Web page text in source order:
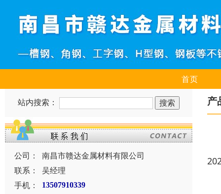
首页
站内搜索：
公司：
南昌市赣达金属材料有限公司
联系：
吴经理
手机：
13507910339
产